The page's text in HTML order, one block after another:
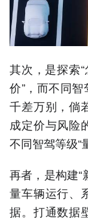
其次，是探索
价”，而不同
千差万别，倘
成定价与风险
不同智驾等级“
再者，是构建“
量车辆运行、
据。打通数据